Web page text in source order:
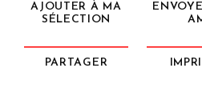
AJOUTER À MA
SÉLECTION
PARTAGER